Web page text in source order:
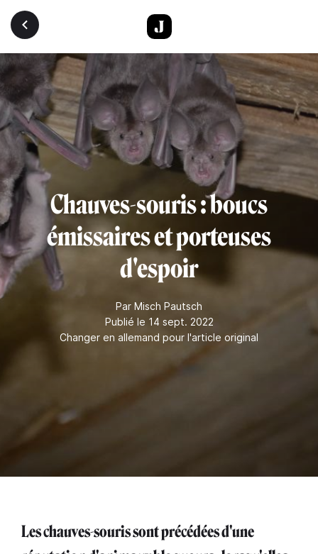
Aller au contenu principal
Chauves-souris : boucs
émissaires et porteuses
d'espoir
Par Misch Pautsch
Publié le 14 sept. 2022
Changer en allemand pour l'article original
Les chauves-souris sont précédées d'une